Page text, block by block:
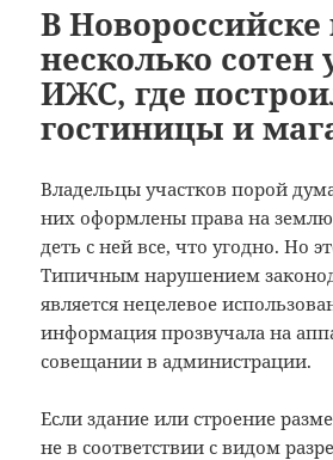
В
несколько сотен
ИЖС, где
гостиницы и
Владельцы участков порой
них оформлены права на
деть с ней все, что угодно. Но
Типичным нарушением
является нецелевое
информация прозвучала на
совещании в администрации.
Если здание или строение
не в соответствии с видом